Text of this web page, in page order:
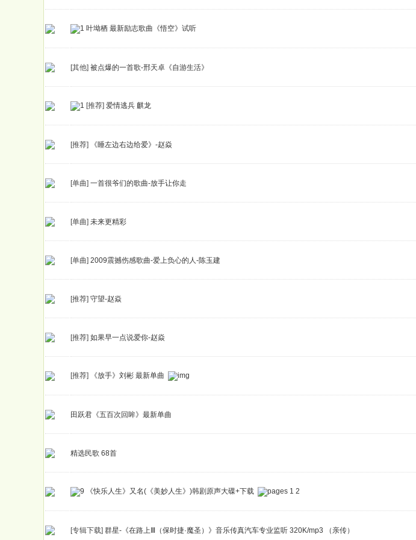
叶坳栖 最新励志歌曲《悟空》试听
[其他] 被点爆的一首歌-邢天卓《自游生活》
[推荐] 爱情逃兵 麒龙
[推荐] 《睡左边右边给爱》-赵焱
[单曲] 一首很爷们的歌曲-放手让你走
[单曲] 未来更精彩
[单曲] 2009震撼伤感歌曲-爱上负心的人-陈玉建
[推荐] 守望-赵焱
[推荐] 如果早一点说爱你-赵焱
[推荐] 《放手》刘彬 最新单曲
田跃君《五百次回眸》最新单曲
精选民歌 68首
《快乐人生》又名(《美妙人生》)韩剧原声大碟+下载 1 2
[专辑下载] 群星-《在路上Ⅲ（保时捷·魔圣）》音乐传真汽车专业监听 320K/mp3 （亲传）